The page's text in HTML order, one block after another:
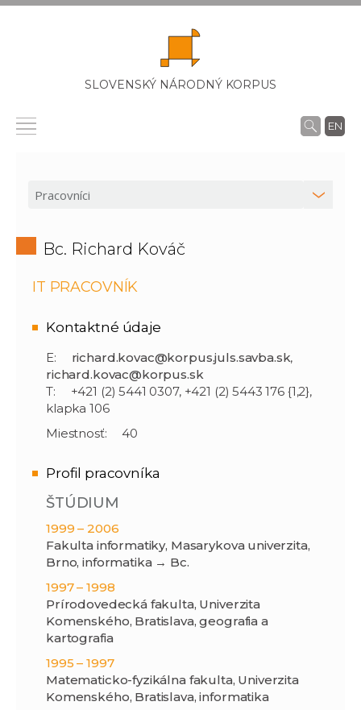
SLOVENSKÝ NÁRODNÝ KORPUS
EN
Bc. Richard Kováč
IT PRACOVNÍK
Kontaktné údaje
E: richard.kovac@korpus.juls.savba.sk,
richard.kovac@korpus.sk
T:
+421 (2) 5441 0307, +421 (2) 5443 176 {1,2},
klapka 106
Miestnosť:
40
Profil pracovníka
ŠTÚDIUM
1999 – 2006
Fakulta informatiky, Masarykova univerzita,
Brno, informatika → Bc.
1997 – 1998
Prírodovedecká fakulta, Univerzita
Komenského, Bratislava, geografia a
kartografia
1995 – 1997
Matematicko-fyzikálna fakulta, Univerzita
Komenského, Bratislava, informatika